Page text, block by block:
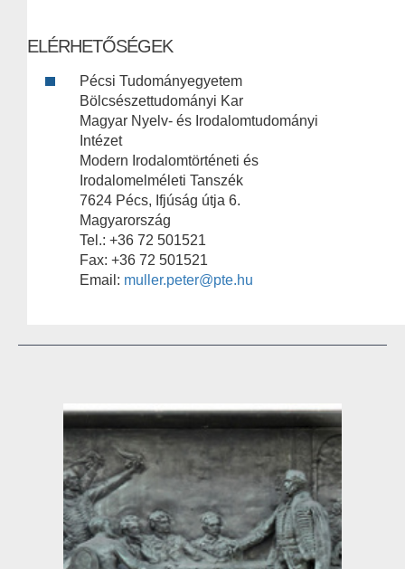
ELÉRHETŐSÉGEK
Pécsi Tudományegyetem
Bölcsészettudományi Kar
Magyar Nyelv- és Irodalomtudományi
Intézet
Modern Irodalomtörténeti és
Irodalomelméleti Tanszék
7624 Pécs, Ifjúság útja 6.
Magyarország
Tel.: +36 72 501521
Fax: +36 72 501521
Email: muller.peter@pte.hu